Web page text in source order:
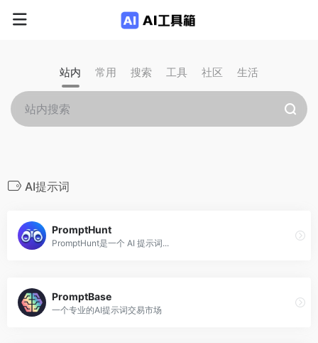
站内 常用 搜索 工具 社区 生活
AI提示词
PromptHunt
PromptHunt是一个 AI 提示词...
PromptBase
一个专业的AI提示词交易市场